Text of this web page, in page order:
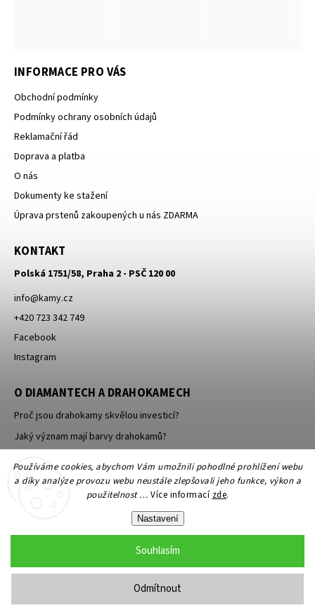
Používáme cookies, abychom Vám umožnili pohodlné prohlížení webu
a díky analýze provozu webu neustále zlepšovali jeho funkce, výkon a
použitelnost … Více informací zde.
Nastavení
Odmítnout
Souhlasím
INFORMACE PRO VÁS
Obchodní podmínky
Podmínky ochrany osobních údajů
Reklamační řád
Doprava a platba
O nás
Dokumenty ke stažení
Úprava prstenů zakoupených u nás ZDARMA
KONTAKT
Polská 1751/58, Praha 2 - PSČ 120 00
info@kamy.cz
+420 723 342 749
Facebook
Instagram
O DIAMANTECH A DRAHOKAMECH
Proč jsou drahokamy skvělou investicí?
Jaký význam mají barvy drahokamů?
práva vyhrazena.
Grafický návrh vytvořil a nakódoval